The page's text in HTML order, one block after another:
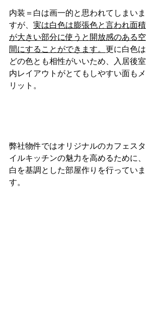
内装＝白は画一的と思われてしまいま
すが、 実は白色は膨張色と言われ面積
が大きい部分に使うと開放感のある空
間にすることができます。 更に白色は
どの色とも相性がいいため、入居後室
内レイアウトがとてもしやすい面もメ
リット。
弊社物件ではオリジナルのカフェスタ
イルキッチンの魅力を高めるために、
白を基調とした部屋作りを行っていま
す。